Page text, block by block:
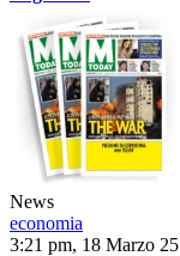
News
economia
3:21 pm, 18 Marzo 25